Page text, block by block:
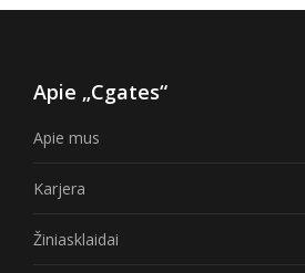
Apie „Cgates“
Apie mus
Karjera
Žiniasklaidai